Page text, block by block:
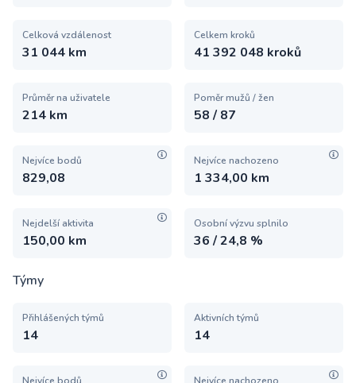
Celková vzdálenost
31 044 km
Celkem kroků
41 392 048 kroků
Průměr na uživatele
214 km
Poměr mužů / žen
58 / 87
Nejvíce bodů
829,08
Nejvíce nachozeno
1 334,00 km
Nejdelší aktivita
150,00 km
Osobní výzvu splnilo
36 / 24,8 %
Týmy
Přihlášených týmů
14
Aktivních týmů
14